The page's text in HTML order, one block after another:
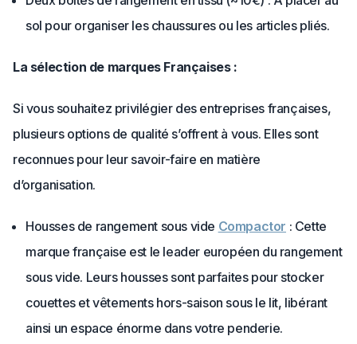
sol pour organiser les chaussures ou les articles pliés.
La sélection de marques Françaises :
Si vous souhaitez privilégier des entreprises françaises,
plusieurs options de qualité s’offrent à vous. Elles sont
reconnues pour leur savoir-faire en matière
d’organisation.
Housses de rangement sous vide Compactor : Cette
marque française est le leader européen du rangement
sous vide. Leurs housses sont parfaites pour stocker
couettes et vêtements hors-saison sous le lit, libérant
ainsi un espace énorme dans votre penderie.